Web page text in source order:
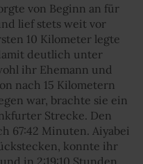
von Beginn an für
lief stets weit vor
10 Kilometer legte
deutlich unter
ihr Ehemann und
nach 15 Kilometern
war, brachte sie ein
Strecke. Den
67:42 Minuten. Aiyabei
konnte ihr
in 2:19:10 Stunden